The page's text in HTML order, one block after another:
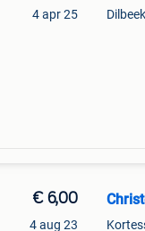
4 apr 25 Dilbeek
€ 6,00
4 aug 23